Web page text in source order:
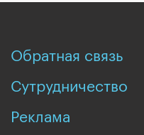
Обратная связь
Сутрудничество
Реклама